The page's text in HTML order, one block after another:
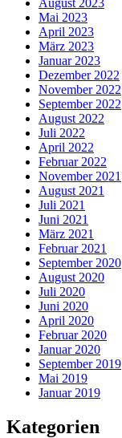
August 2023
Mai 2023
April 2023
März 2023
Januar 2023
Dezember 2022
November 2022
September 2022
August 2022
Juli 2022
April 2022
Februar 2022
November 2021
August 2021
Juli 2021
Juni 2021
März 2021
Februar 2021
September 2020
August 2020
Juli 2020
Juni 2020
April 2020
Februar 2020
Januar 2020
September 2019
Mai 2019
Januar 2019
Kategorien